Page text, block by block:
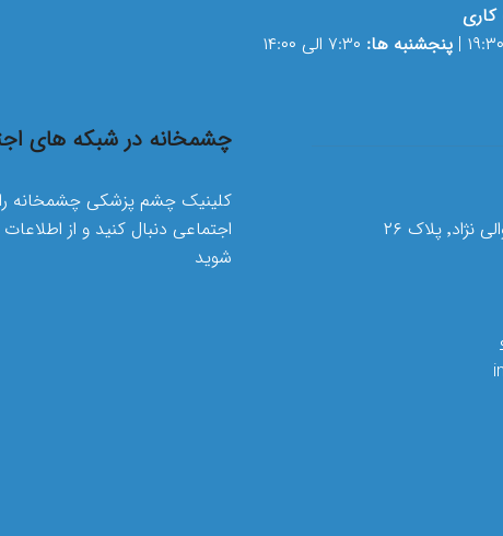
پنجشنبه ها:
چشمخانه در شبکه های
کلینیک چشم پزشکی چشمخانه
اجتماعی دنبال کنید و از
شوید